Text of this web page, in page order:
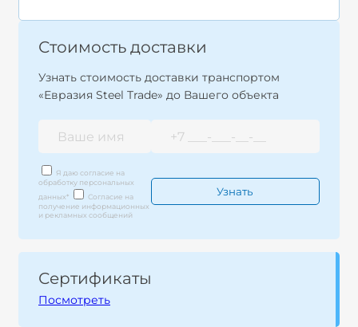
Стоимость доставки
Узнать стоимость доставки транспортом
«Евразия Steel Trade» до Вашего объекта
Я даю согласие на
обработку персональных
данных*
Согласие на
получение информационных
и рекламных сообщений
Сертификаты
Посмотреть